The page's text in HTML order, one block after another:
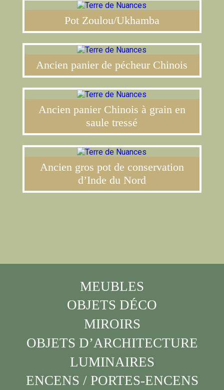
Pot Zoulou/Ukhamba
Ancien panier de pécheur Chinois
Ancien panier Chinois à grain en
saule tressé
Ancien gros pot de conservation
d’Inde du Nord
MEUBLES
OBJETS DÉCO
MIROIRS
OBJETS D’ARCHITECTURE
LUMINAIRES
ENCENS / PORTES-ENCENS